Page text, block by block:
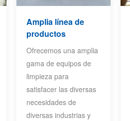
Amplia línea de
productos
Ofrecemos una amplia
gama de equipos de
limpieza para
satisfacer las diversas
necesidades de
diversas industrias y